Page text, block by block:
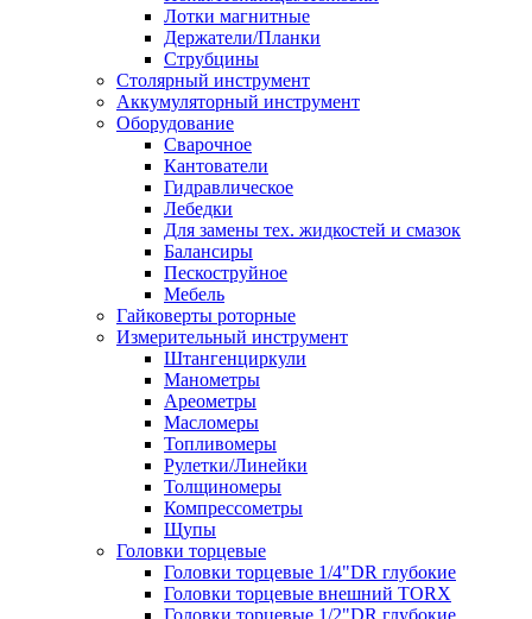
Лотки магнитные
Держатели/Планки
Струбцины
Столярный инструмент
Аккумуляторный инструмент
Оборудование
Сварочное
Кантователи
Гидравлическое
Лебедки
Для замены тех. жидкостей и смазок
Балансиры
Пескоструйное
Мебель
Гайковерты роторные
Измерительный инструмент
Штангенциркули
Манометры
Ареометры
Масломеры
Топливомеры
Рулетки/Линейки
Толщиномеры
Компрессометры
Щупы
Головки торцевые
Головки торцевые 1/4"DR глубокие
Головки торцевые внешний TORX
Головки торцевые 1/2"DR глубокие